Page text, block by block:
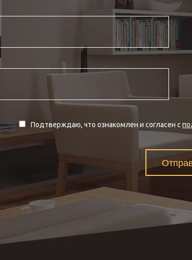
Подтверждаю, что ознакомлен и согласен с